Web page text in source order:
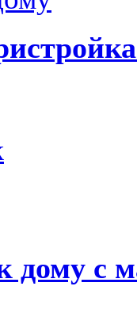
дому с